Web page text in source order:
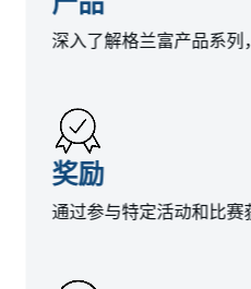
深入了解格兰富产品系列
奖励
通过参与特定活动和比赛